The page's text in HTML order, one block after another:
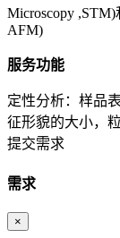
Microscopy
AFM)
服务功能
定性分析：样品
征形貌的大小，
提交需求
需求
×